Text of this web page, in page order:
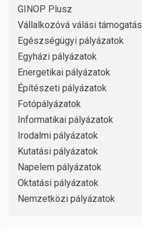
GINOP Plusz
Vállalkozóvá válási támogatás
Egészségügyi pályázatok
Egyházi pályázatok
Energetikai pályázatok
Építészeti pályázatok
Fotópályázatok
Informatikai pályázatok
Irodalmi pályázatok
Kutatási pályázatok
Napelem pályázatok
Oktatási pályázatok
Nemzetközi pályázatok